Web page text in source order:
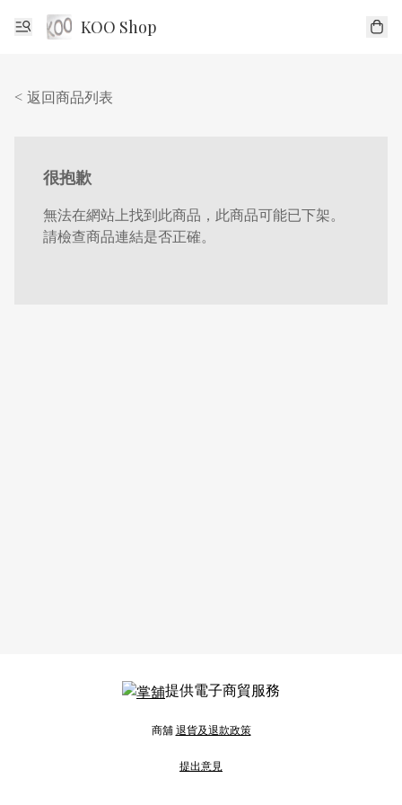
KOO Shop
< 返回商品列表
很抱歉
無法在網站上找到此商品，此商品可能已下架。
請檢查商品連結是否正確。
提供電子商貿服務
商舖退貨及退款政策
提出意見